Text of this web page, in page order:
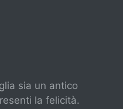
sia un antico
la felicità.